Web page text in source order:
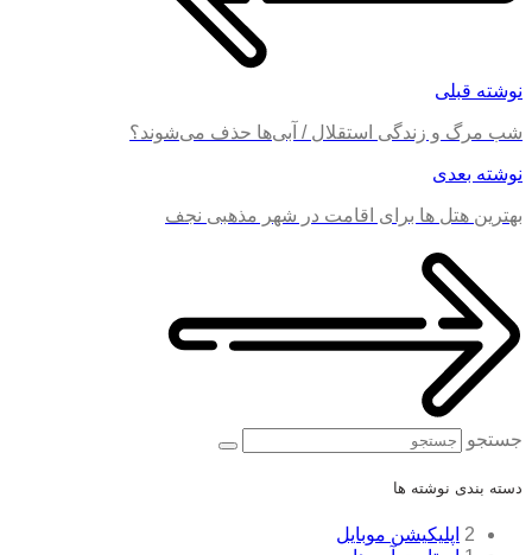
نوشته قبلی
شب مرگ و زندگی استقلال / آبی‌ها حذف می‌شوند؟
نوشته بعدی
بهترین هتل ها برای اقامت در شهر مذهبی نجف
جستجو
دسته بندی نوشته ها
2 اپلیکیشن موبایل